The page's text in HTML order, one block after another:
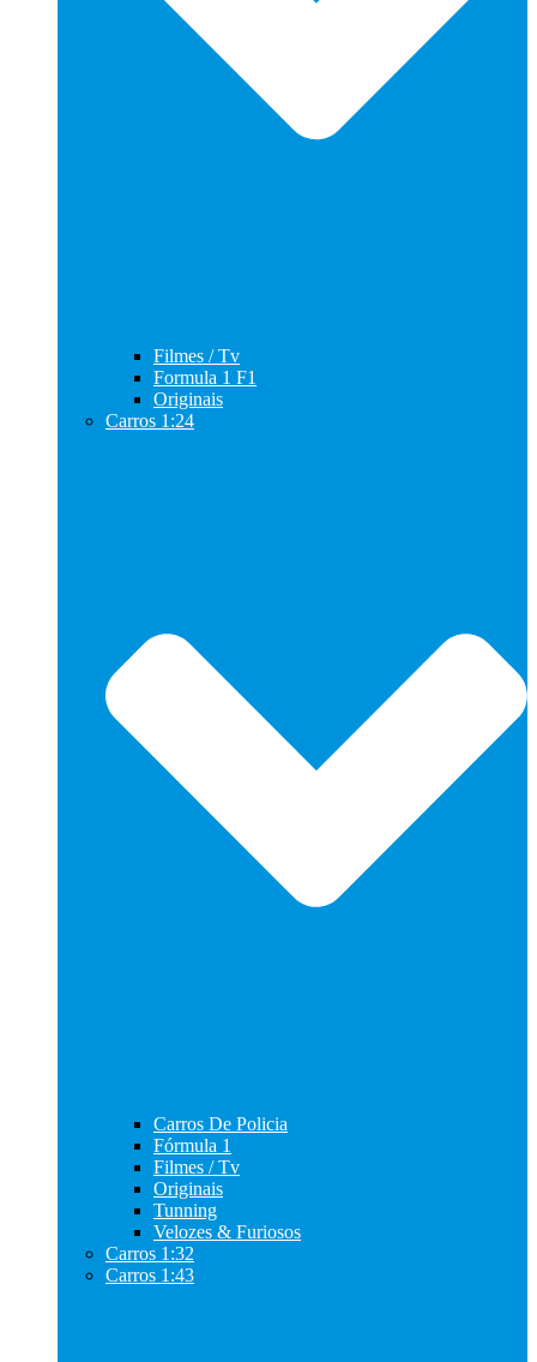
Filmes / Tv
Formula 1 F1
Originais
Carros 1:24
Carros De Policia
Fórmula 1
Filmes / Tv
Originais
Tunning
Velozes & Furiosos
Carros 1:32
Carros 1:43